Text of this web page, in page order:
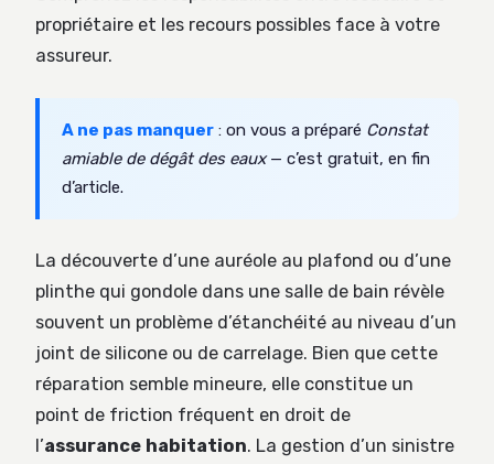
propriétaire et les recours possibles face à votre
assureur.
A ne pas manquer : on vous a préparé Constat
amiable de dégât des eaux— c’est gratuit, en fin
d’article.
La découverte d’une auréole au plafond ou d’une
plinthe qui gondole dans une salle de bain révèle
souvent un problème d’étanchéité au niveau d’un
joint de silicone ou de carrelage. Bien que cette
réparation semble mineure, elle constitue un
point de friction fréquent en droit de
l’assurance habitation. La gestion d’un sinistre